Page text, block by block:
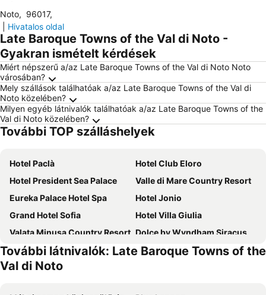
Noto, 96017,
Hivatalos oldal
Late Baroque Towns of the Val di Noto -
Gyakran ismételt kérdések
Miért népszerű a/az Late Baroque Towns of the Val di Noto Noto
városában?
Mely szállások találhatóak a/az Late Baroque Towns of the Val di
Noto közelében?
Milyen egyéb látnivalók találhatóak a/az Late Baroque Towns of the
Val di Noto közelében?
További TOP szálláshelyek
Hotel Paclà
Hotel Club Eloro
Hotel President Sea Palace
Valle di Mare Country Resort
Eureka Palace Hotel Spa
Hotel Jonio
Grand Hotel Sofia
Hotel Villa Giulia
Valata Minusa Country Resort Dolce by Wyndham Siracusa I Monasteri Golf & Spa
Hotel Villamare
White Beach BeB
Agriturismo Masseria sul Mare
További látnivalók: Late Baroque Towns of the
Val di Noto